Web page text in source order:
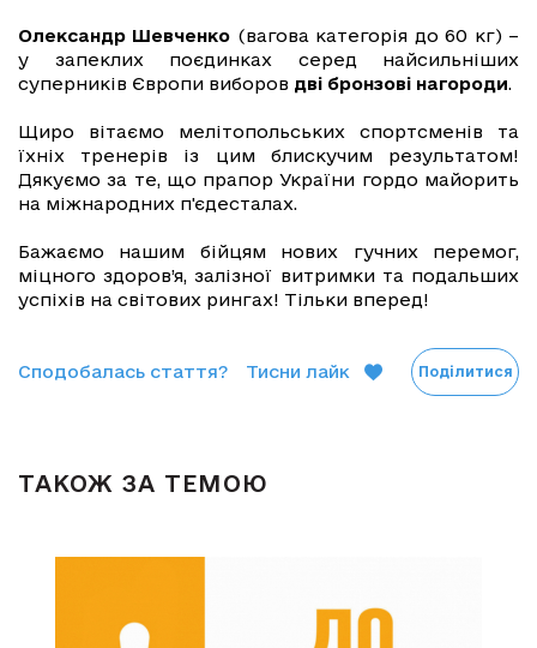
Олександр Шевченко (вагова категорія до 60 кг) –
у запеклих поєдинках серед найсильніших
суперників Європи виборов дві бронзові нагороди.
Щиро вітаємо мелітопольських спортсменів та
їхніх тренерів із цим блискучим результатом!
Дякуємо за те, що прапор України гордо майорить
на міжнародних п'єдесталах.
Бажаємо нашим бійцям нових гучних перемог,
міцного здоров’я, залізної витримки та подальших
успіхів на світових рингах! Тільки вперед!
Сподобалась стаття? Тисни лайк Поділитися
ТАКОЖ ЗА ТЕМОЮ